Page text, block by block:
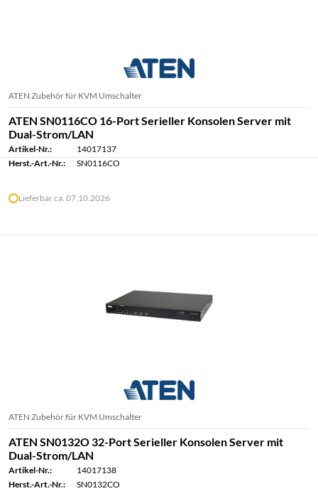
ATEN Zubehör für KVM Umschalter
ATEN SN0116CO 16-Port Serieller Konsolen Server mit
Dual-Strom/LAN
Artikel-Nr.:
14017137
Herst.-Art.-Nr.:
SN0116CO
Lieferbar ca. 07.10.2026
ATEN Zubehör für KVM Umschalter
ATEN SN0132O 32-Port Serieller Konsolen Server mit
Dual-Strom/LAN
Artikel-Nr.:
14017138
Herst.-Art.-Nr.:
SN0132CO